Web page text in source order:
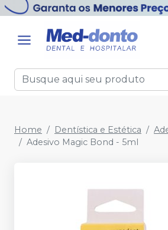
Home Dentística e Estética
Adesivo Magic Bond - 5ml